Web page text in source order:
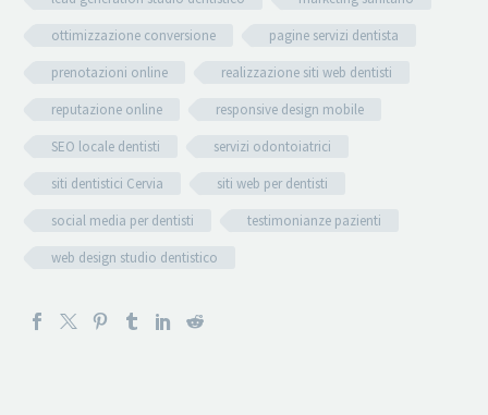
ottimizzazione conversione
pagine servizi dentista
prenotazioni online
realizzazione siti web dentisti
reputazione online
responsive design mobile
SEO locale dentisti
servizi odontoiatrici
siti dentistici Cervia
siti web per dentisti
social media per dentisti
testimonianze pazienti
web design studio dentistico